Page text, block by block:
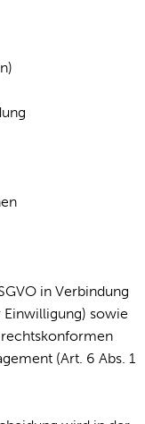
in Verbindung
Einwilligung) sowie
(Art. 6 Abs. 1